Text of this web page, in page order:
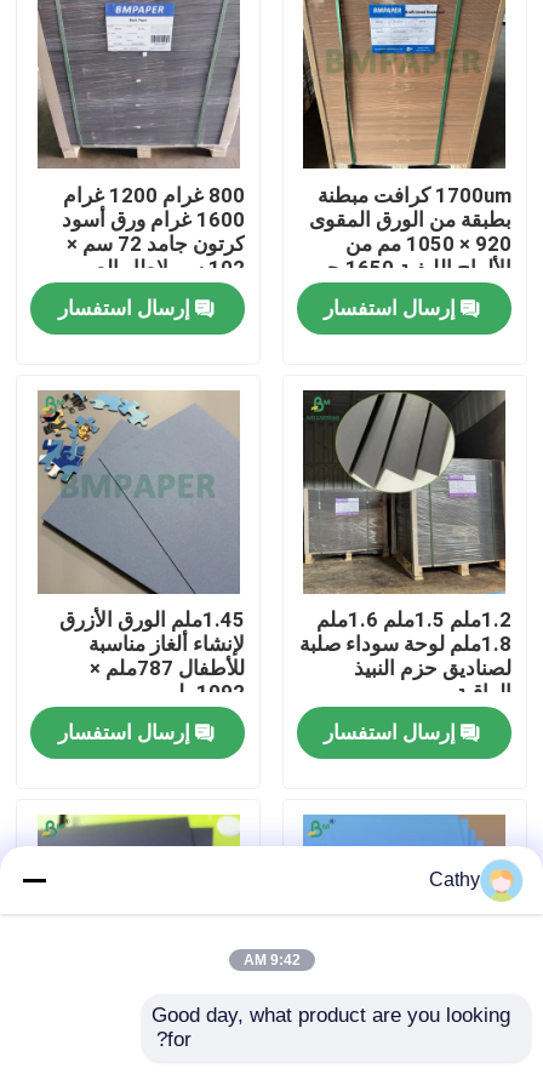
منزل
المنتجات
حول بنا
جولة في المعمل
ضبط الجودة
أخبار
1700um كرافت مبطنة
بطبقة من الورق المقوى
920 × 1050 مم من
الألواح الليفية 1650 جم
إرسال استفسار
800 غرام 1200 غرام
1600 غرام ورق أسود
كرتون جامد 72 سم ×
102 سم لإطار الصور
إرسال استفسار
1.2ملم 1.5ملم 1.6ملم
1.8ملم لوحة سوداء صلبة
لصناديق حزم النبيذ
الراقية
إرسال استفسار
1.45ملم الورق الأزرق
لإنشاء ألغاز مناسبة
للأطفال 787ملم ×
1092ملم
إرسال استفسار
1.5 ملم لوح أسود للكتب
Cathy
9:42 AM
Good day, what product are you looking
for?